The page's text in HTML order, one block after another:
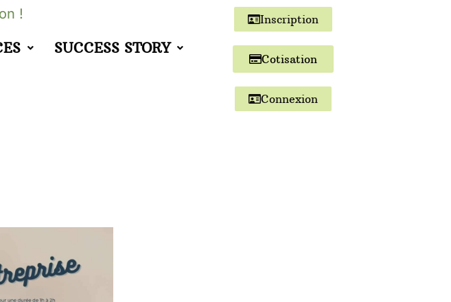
!
SUCCESS STORY
Inscription
Cotisation
Connexion